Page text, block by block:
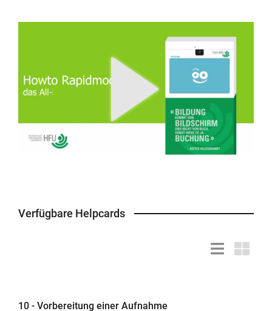
Verfügbare Helpcards
10 - Vorbereitung einer Aufnahme